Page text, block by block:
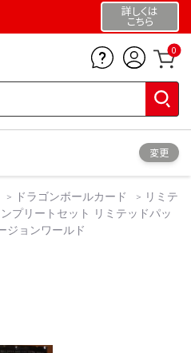
詳しくは
こちら
0
変更
ドラゴンボールカード
リミテ
プリートセット リミテッドパッ
ジョンワールド